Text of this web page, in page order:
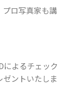
ロ写真家も講
によるチェック
ントいたしま